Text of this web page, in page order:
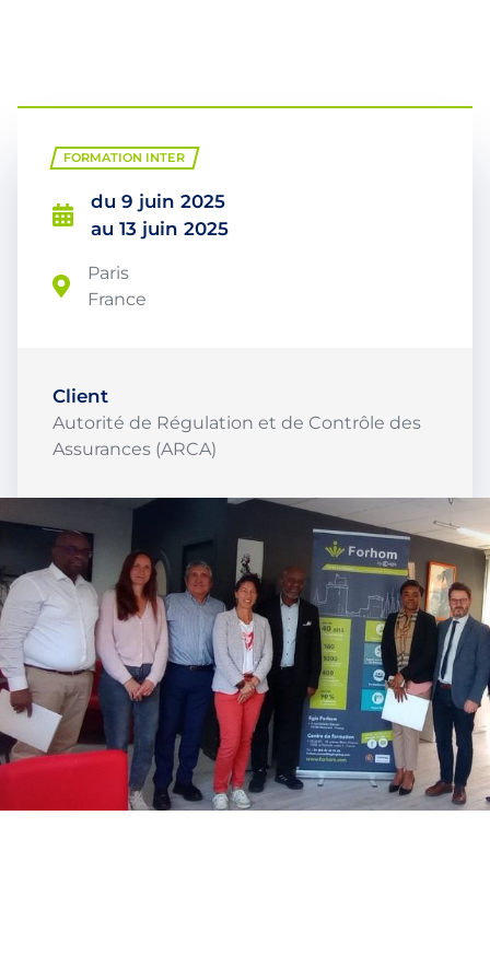
FORMATION INTER
du 9 juin 2025
au 13 juin 2025
Paris
France
Client
Autorité de Régulation et de Contrôle des
Assurances (ARCA)